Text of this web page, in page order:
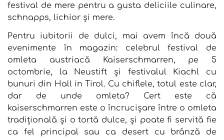
festival de mere pentru a gusta deliciile culinare,
schnapps, lichior și mere.
Pentru iubitorii de dulci, mai avem încă două
evenimente în magazin: celebrul festival de
omleta austriacă Kaiserschmarren, pe 5
octombrie, la Neustift și festivalul Kiachl cu
bunuri din Hall in Tirol. Cu chiflele, totul este clar,
dar de unde omleta? Cert este că
kaiserschmarren este o încrucișare între o omleta
tradițională și o tortă dulce, și poate fi servită fie
ca fel principal sau ca desert cu brânză de